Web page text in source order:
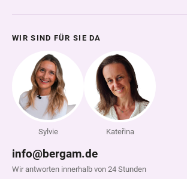
WIR SIND FÜR SIE DA
Sylvie Kateřina
info@bergam.de
Wir antworten innerhalb von 24 Stunden